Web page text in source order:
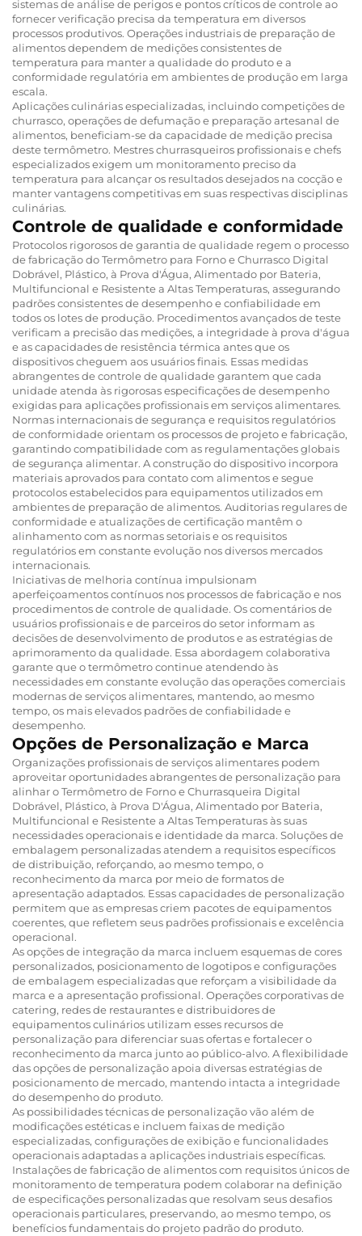
sistemas de análise de perigos e pontos críticos de controle ao
fornecer verificação precisa da temperatura em diversos
processos produtivos. Operações industriais de preparação de
alimentos dependem de medições consistentes de
temperatura para manter a qualidade do produto e a
conformidade regulatória em ambientes de produção em larga
escala.
Aplicações culinárias especializadas, incluindo competições de
churrasco, operações de defumação e preparação artesanal de
alimentos, beneficiam-se da capacidade de medição precisa
deste termômetro. Mestres churrasqueiros profissionais e chefs
especializados exigem um monitoramento preciso da
temperatura para alcançar os resultados desejados na cocção e
manter vantagens competitivas em suas respectivas disciplinas
culinárias.
Controle de qualidade e conformidade
Protocolos rigorosos de garantia de qualidade regem o processo
de fabricação do Termômetro para Forno e Churrasco Digital
Dobrável, Plástico, à Prova d'Água, Alimentado por Bateria,
Multifuncional e Resistente a Altas Temperaturas, assegurando
padrões consistentes de desempenho e confiabilidade em
todos os lotes de produção. Procedimentos avançados de teste
verificam a precisão das medições, a integridade à prova d'água
e as capacidades de resistência térmica antes que os
dispositivos cheguem aos usuários finais. Essas medidas
abrangentes de controle de qualidade garantem que cada
unidade atenda às rigorosas especificações de desempenho
exigidas para aplicações profissionais em serviços alimentares.
Normas internacionais de segurança e requisitos regulatórios
de conformidade orientam os processos de projeto e fabricação,
garantindo compatibilidade com as regulamentações globais
de segurança alimentar. A construção do dispositivo incorpora
materiais aprovados para contato com alimentos e segue
protocolos estabelecidos para equipamentos utilizados em
ambientes de preparação de alimentos. Auditorias regulares de
conformidade e atualizações de certificação mantêm o
alinhamento com as normas setoriais e os requisitos
regulatórios em constante evolução nos diversos mercados
internacionais.
Iniciativas de melhoria contínua impulsionam
aperfeiçoamentos contínuos nos processos de fabricação e nos
procedimentos de controle de qualidade. Os comentários de
usuários profissionais e de parceiros do setor informam as
decisões de desenvolvimento de produtos e as estratégias de
aprimoramento da qualidade. Essa abordagem colaborativa
garante que o termômetro continue atendendo às
necessidades em constante evolução das operações comerciais
modernas de serviços alimentares, mantendo, ao mesmo
tempo, os mais elevados padrões de confiabilidade e
desempenho.
Opções de Personalização e Marca
Organizações profissionais de serviços alimentares podem
aproveitar oportunidades abrangentes de personalização para
alinhar o Termômetro de Forno e Churrasqueira Digital
Dobrável, Plástico, à Prova D'Água, Alimentado por Bateria,
Multifuncional e Resistente a Altas Temperaturas às suas
necessidades operacionais e identidade da marca. Soluções de
embalagem personalizadas atendem a requisitos específicos
de distribuição, reforçando, ao mesmo tempo, o
reconhecimento da marca por meio de formatos de
apresentação adaptados. Essas capacidades de personalização
permitem que as empresas criem pacotes de equipamentos
coerentes, que refletem seus padrões profissionais e excelência
operacional.
As opções de integração da marca incluem esquemas de cores
personalizados, posicionamento de logotipos e configurações
de embalagem especializadas que reforçam a visibilidade da
marca e a apresentação profissional. Operações corporativas de
catering, redes de restaurantes e distribuidores de
equipamentos culinários utilizam esses recursos de
personalização para diferenciar suas ofertas e fortalecer o
reconhecimento da marca junto ao público-alvo. A flexibilidade
das opções de personalização apoia diversas estratégias de
posicionamento de mercado, mantendo intacta a integridade
do desempenho do produto.
As possibilidades técnicas de personalização vão além de
modificações estéticas e incluem faixas de medição
especializadas, configurações de exibição e funcionalidades
operacionais adaptadas a aplicações industriais específicas.
Instalações de fabricação de alimentos com requisitos únicos de
monitoramento de temperatura podem colaborar na definição
de especificações personalizadas que resolvam seus desafios
operacionais particulares, preservando, ao mesmo tempo, os
benefícios fundamentais do projeto padrão do produto.